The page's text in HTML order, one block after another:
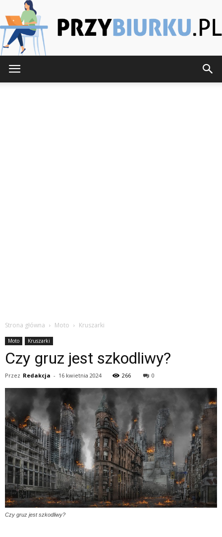
Strona główna Moto Kruszarki
Moto Kruszarki
Czy gruz jest szkodliwy?
Przez Redakcja - 16 kwietnia 2024 266 0
Czy gruz jest szkodliwy?